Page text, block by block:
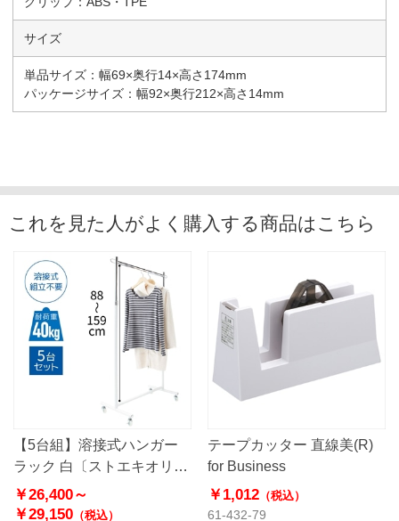
サイズ
単品サイズ：幅69×奥行14×高さ174mm
パッケージサイズ：幅92×奥行212×高さ14mm
これを見た人がよく購入する商品はこちら
【5台組】溶接式ハンガー
ラック 白〔ストエキオリジ
ナル〕
￥26,400～
￥29,150 （税込）
テープカッター 直線美(R)
for Business
￥1,012（税込）
61-432-79